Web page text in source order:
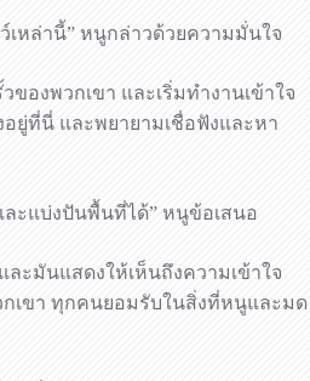
เหล่านี้” หนูกล่าวด้วยความมั่นใจ
ของพวกเขา และเริ่มทำงานเข้าใจ
ยู่ที่นี่ และพยายามเชื่อฟังและหา
ละแบ่งปันพื้นที่ได้” หนูข้อเสนอ
ะมันแสดงให้เห็นถึงความเข้าใจ
เขา ทุกคนยอมรับในสิ่งที่หนูและมด